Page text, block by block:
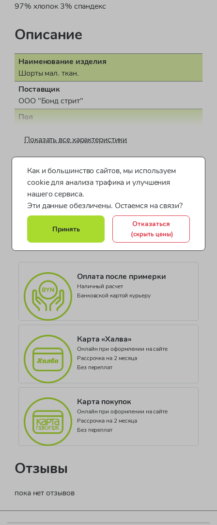
97% хлопок 3% спандекс
Описание
Наименование изделия
Шорты мал. ткан.
Поставщик
ООО "Бонд стрит"
Пол
Страна производства
Бангладеш
Документ о соответствии
СЕАЭС RU С-GB.АЖ49.В.01723/22
Коллекция
ESSENTIALS
Показать все характеристики
Одежда для мальчиков от 2 до 4 лет
Одежда для мальчиков от 4 до 7 лет
Одежда для мальчиков от 8 до 10 лет
Одежда для мальчиков Mothercare Шорты для мальчиков
Все категории товара >
Оплата после примерки
Наличный расчет
Банковской картой курьеру
Карта «Халва»
Онлайн при оформлении на сайте
Рассрочка на 2 месяца
Без переплат
Карта покупок
Онлайн при оформлении на сайте
Рассрочка на 2 месяца
Без переплат
Отзывы
пока нет отзывов
Как и большинство сайтов, мы используем
cookie для анализа трафика и улучшения
нашего сервиса.
Эти данные обезличены. Остаемся на связи?
Принять
Отказаться
(скрыть цены)